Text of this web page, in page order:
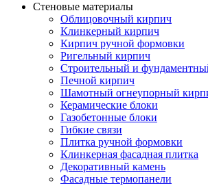
Стеновые материалы
Облицовочный кирпич
Клинкерный кирпич
Кирпич ручной формовки
Ригельный кирпич
Строительный и
Печной кирпич
Шамотный огнеупорный
Керамические блоки
Газобетонные блоки
Гибкие связи
Плитка ручной формовки
Клинкерная фасадная плитка
Декоративный камень
Фасадные термопанели